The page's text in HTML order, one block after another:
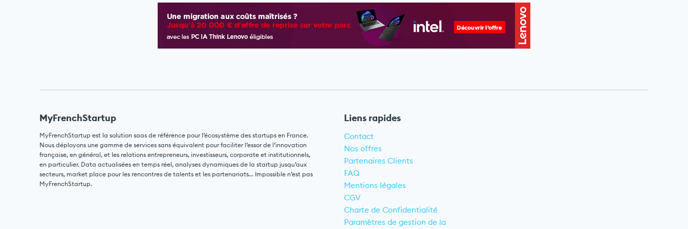
MyFrenchStartup
MyFrenchStartup est la solution saas de référence pour l’écosystème des startups en France.
Nous déployons une gamme de services sans équivalent pour faciliter l’essor de l’innovation
française, en général, et les relations entrepreneurs, investisseurs, corporate et institutionnels,
en particulier. Data actualisées en temps réel, analyses dynamiques de la startup jusqu’aux
secteurs, market place pour les rencontres de talents et les partenariats… Impossible n’est pas
MyFrenchStartup.
Liens rapides
Contact
Nos offres
Partenaires Clients
FAQ
Mentions légales
CGV
Charte de Confidentialité
Paramètres de gestion de la